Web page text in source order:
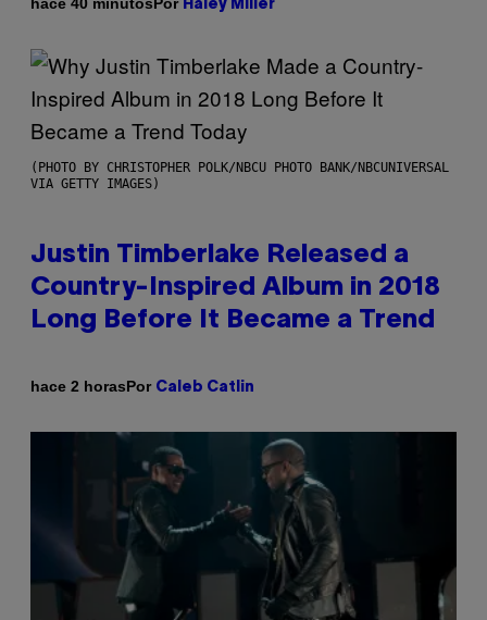
Haley Miller
(PHOTO BY CHRISTOPHER POLK/NBCU PHOTO BANK/NBCUNIVERSAL
VIA GETTY IMAGES)
Justin Timberlake Released a
Country-Inspired Album in 2018
Long Before It Became a Trend
hace 2 horasPor Caleb Catlin